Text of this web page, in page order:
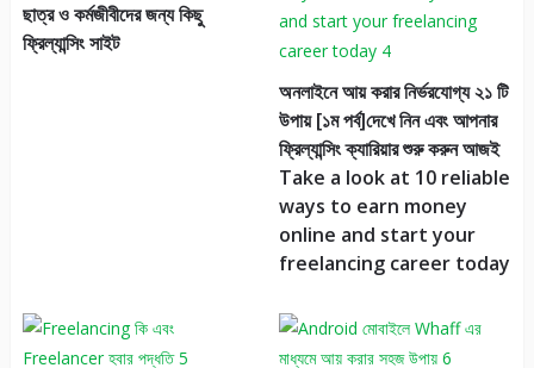
ছাত্র ও কর্মজীবীদের জন্য কিছু
ফ্রিল্যান্সিং সাইট
অনলাইনে আয় করার নির্ভরযোগ্য ২১ টি
উপায় [১ম পর্ব]দেখে নিন এবং আপনার
ফ্রিল্যান্সিং ক্যারিয়ার শুরু করুন আজই
Take a look at 10 reliable
ways to earn money
online and start your
freelancing career today